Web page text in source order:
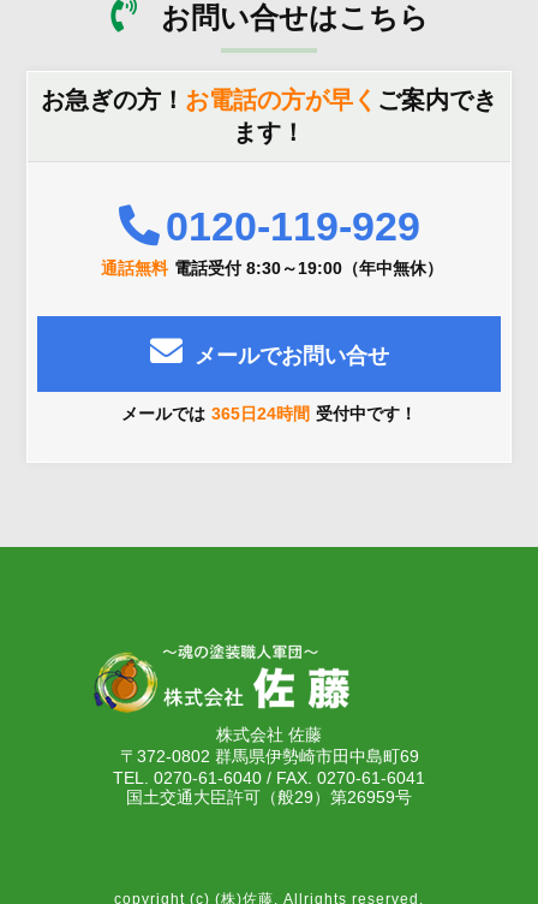
お問い合せはこちら
お急ぎの方！ お電話の方が早く ご案内でき
ます！
0120-119-929
通話無料 電話受付 8:30～19:00（年中無休）
メールでお問い合せ
メールでは 365日24時間 受付中です！
株式会社 佐藤
〒372-0802 群馬県伊勢崎市田中島町69
TEL. 0270-61-6040 / FAX. 0270-61-6041
国土交通大臣許可（般29）第26959号
copyright (c) (株)佐藤. Allrights reserved.